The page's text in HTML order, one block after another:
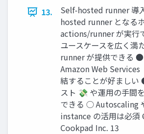
13.
Self-hosted runner 導
hosted runner となる
actions/runner が実行
ユースケースを広く満
runner が提供できる
Amazon Web Services
結することが好ましい
スト 💸 や運用の手間
できる ○ Autoscaling
instance の活用は必須
Cookpad Inc. 13